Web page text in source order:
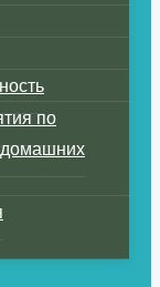
по
домашних